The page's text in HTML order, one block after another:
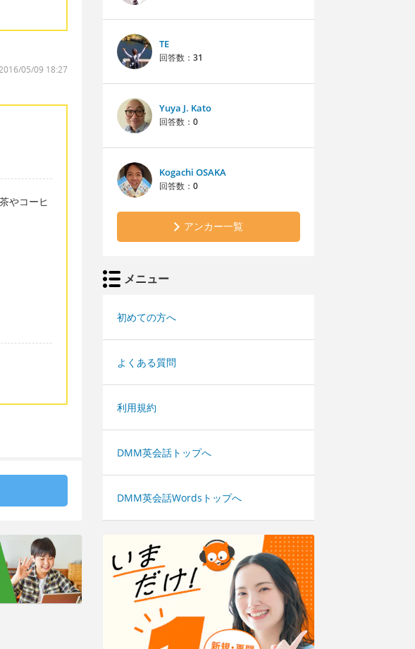
05/09 18:27
やコーヒ
TE
回答数： 31
Yuya J. Kato
回答数： 0
Kogachi OSAKA
回答数： 0
アンカー一覧
メニュー
初めての方へ
よくある質問
利用規約
DMM英会話トップへ
DMM英会話Wordsトップへ